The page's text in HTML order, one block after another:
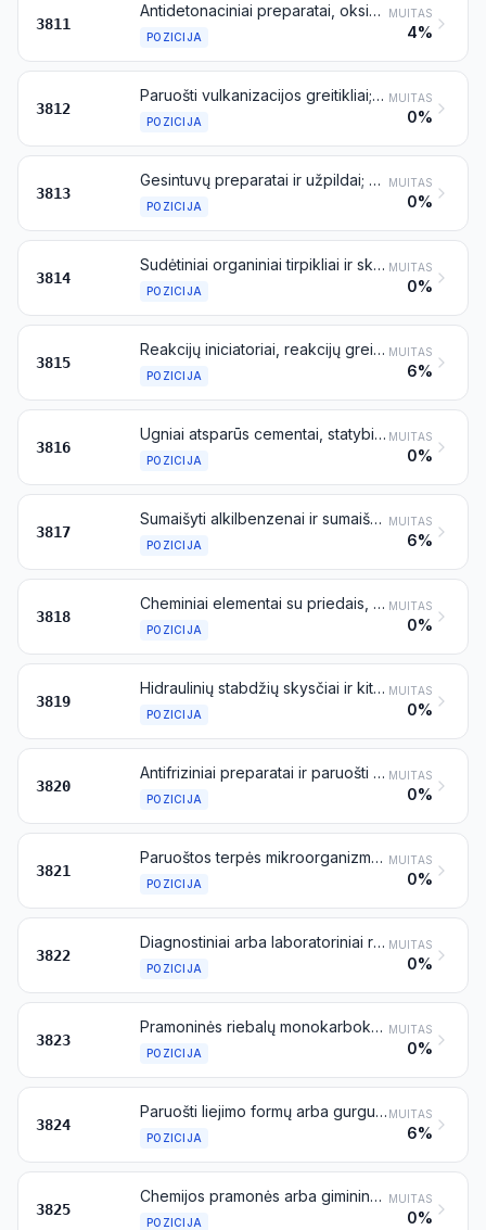
3811
Antidetonaciniai preparatai, oksidacijos inhibitoriai, dervų susidarymo inhibitoriai, tirštikliai, antikoroziniai preparatai ir kiti paruošti alyvų (įskaitant benziną) arba kitų skysčių, naudojamų tiems patiems tikslams kaip ir alyvos, priedai
POZICIJA
MUITAS
4%
3812
Paruošti vulkanizacijos greitikliai; sudėtiniai kaučiuko arba plastikų plastifikatoriai, nenurodyti kitoje vietoje; antioksidacijos preparatai ir kiti sudėtiniai kaučiuko arba plastikų stabilizatoriai
POZICIJA
MUITAS
0%
3813
Gesintuvų preparatai ir užpildai; užpildytos gesinimo granatos
POZICIJA
MUITAS
0%
3814
Sudėtiniai organiniai tirpikliai ir skiedikliai, nenurodyti kitoje vietoje; paruoštos dažų arba lakų šalinimo priemonės
POZICIJA
MUITAS
0%
3815
Reakcijų iniciatoriai, reakcijų greitikliai ir kataliziniai preparatai, nenurodyti kitoje vietoje
POZICIJA
MUITAS
6%
3816
Ugniai atsparūs cementai, statybiniai skiediniai, betonai ir panašūs mišiniai, įskaitant dolomito mišinį plūkimui, išskyrus produktus, priskiriamus 3801 pozicijai
POZICIJA
MUITAS
0%
3817
Sumaišyti alkilbenzenai ir sumaišyti alkilnaftalenai, išskyrus priskiriamus 2707 arba 2902 pozicijai
POZICIJA
MUITAS
6%
3818
Cheminiai elementai su priedais, skirti naudoti elektronikoje, turintys diskų, plokštelių arba panašių formų pavidalą; cheminiai junginiai, su priedais, skirti naudoti elektronikoje
POZICIJA
MUITAS
0%
3819
Hidraulinių stabdžių skysčiai ir kiti paruošti hidraulinių pavarų skysčiai, kurių sudėtyje nėra arba yra mažiau kaip 70 % masės naftos alyvų arba alyvų, gautų iš bituminių mineralų
POZICIJA
MUITAS
0%
3820
Antifriziniai preparatai ir paruošti apsaugos nuo apledėjimo skysčiai
POZICIJA
MUITAS
0%
3821
Paruoštos terpės mikroorganizmų (įskaitant virusus ir panašius organizmus) arba augalų, žmogaus ar gyvūnų ląstelių kultūroms auginti arba išlaikyti
POZICIJA
MUITAS
0%
3822
Diagnostiniai arba laboratoriniai reagentai su laikmenomis, paruošti diagnostiniai arba laboratoriniai reagentai, su laikmenomis arba be laikmenų, sukomplektuoti arba nesukomplektuoti į rinkinius, išskyrus priskiriamus 3006 pozicijai; sertifikuotos etaloninės medžiagos
POZICIJA
MUITAS
0%
3823
Pramoninės riebalų monokarboksirūgštys; rūgščiosios alyvos, gautos rafinuojant; pramoniniai riebalų alkoholiai
POZICIJA
MUITAS
0%
3824
Paruošti liejimo formų arba gurgučių rišikliai; chemijos pramonės arba giminingų pramonės šakų cheminiai produktai ir preparatai (įskaitant sudarytus iš gamtinių produktų mišinių), nenurodyti kitoje vietoje
POZICIJA
MUITAS
6%
3825
Chemijos pramonės arba giminingų pramonės šakų liekamieji produktai, nenurodyti kitoje vietoje; buitinės atliekos; nuotekų šlamas; kitos atliekos, nurodytos šio skirsnio 6 pastaboje
POZICIJA
MUITAS
0%